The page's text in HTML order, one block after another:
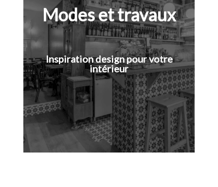
Modes et travaux
Inspiration design pour votre
intérieur